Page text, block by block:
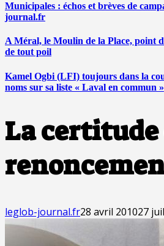
Municipales : échos et brèves de
journal.fr
A Méral, le Moulin de la Place, point
de tout poil
Kamel Ogbi (LFI) toujours dans la
noms sur sa liste « Laval en commun »
La certitude
leglob-journal.fr28 avril 201027